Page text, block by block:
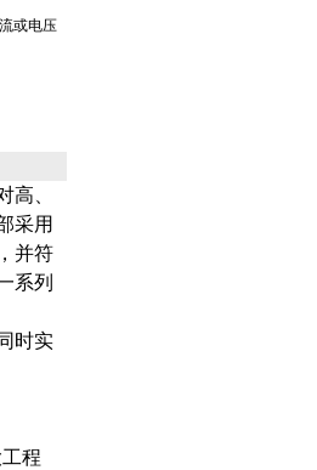
或电压
、
采用
并符
系列
时实
程